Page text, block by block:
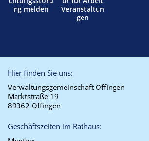
ng melden
Veranstaltun
gen
Hier finden Sie uns:
Verwaltungsgemeinschaft Offingen
Marktstraße 19
89362 Offingen
Geschäftszeiten im Rathaus: